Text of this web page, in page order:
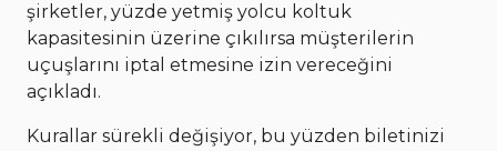
şirketler, yüzde yetmiş yolcu koltuk
kapasitesinin üzerine çıkılırsa müşterilerin
uçuşlarını iptal etmesine izin vereceğini
açıkladı.
Kurallar sürekli değişiyor, bu yüzden biletinizi